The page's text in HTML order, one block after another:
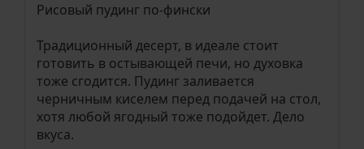
Рисовый пудинг по-фински
Традиционный десерт, в идеале стоит
готовить в остывающей печи, но духовка
тоже сгодится. Пудинг заливается
черничным киселем перед подачей на стол,
хотя любой ягодный тоже подойдет. Дело
вкуса.